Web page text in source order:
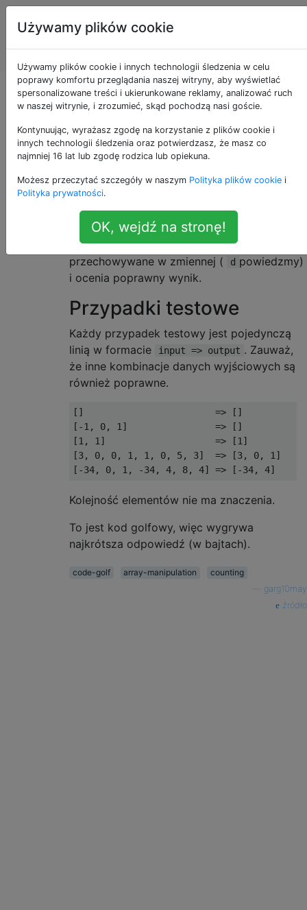
Programowanie
puzzli i Code
Golf
Elementy nietypowe
24
Napisz program, który znajdzie nieunikalne
znakiem. Powstała tablica może być w
dowolnej kolejności.
Twoja odpowiedź może być fragmentem,
który zakłada, że ​​dane wejściowe są
przechowywane w zmiennej (
d powiedzmy)
i ocenia poprawny wynik.
Przypadki testowe
Każdy przypadek testowy jest pojedynczą
linią w formacie
input => output . Zauważ,
że inne kombinacje danych wyjściowych są
również poprawne.
[]                        => []
[-1, 0, 1]                => []
[1, 1]                    => [1]
[3, 0, 0, 1, 1, 0, 5, 3]  => [3, 0, 1]
Kolejność elementów nie ma znaczenia.
To jest kod golfowy, więc wygrywa
najkrótsza odpowiedź (w bajtach).
code-golf array-manipulation
counting
garg10may
źródło
Używamy plików cookie
Używamy plików cookie i innych technologii śledzenia w celu
poprawy komfortu przeglądania naszej witryny, aby wyświetlać
spersonalizowane treści i ukierunkowane reklamy, analizować ruch
w naszej witrynie, i zrozumieć, skąd pochodzą nasi goście.
Kontynuując, wyrażasz zgodę na korzystanie z plików cookie i
innych technologii śledzenia oraz potwierdzasz, że masz co
najmniej 16 lat lub zgodę rodzica lub opiekuna.
Możesz przeczytać szczegóły w naszym Polityka plików cookie i
Polityka prywatności.
OK, wejdź na stronę!